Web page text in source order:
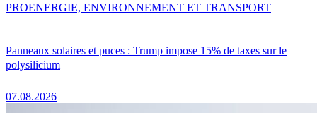
Panneaux solaires et puces : Trump impose 15% de taxes sur le
polysilicium
07.08.2026
PROENERGIE, ENVIRONNEMENT ET TRANSPORT